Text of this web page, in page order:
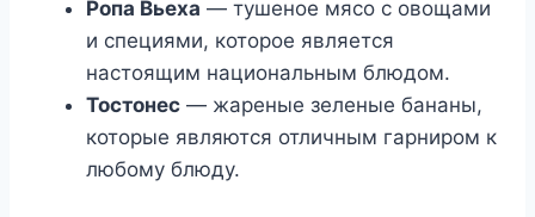
Ропа Вьеха — тушеное мясо с овощами
и специями, которое является
настоящим национальным блюдом.
Тостонес — жареные зеленые бананы,
которые являются отличным гарниром к
любому блюду.